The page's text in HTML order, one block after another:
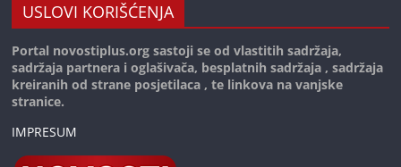
USLOVI KORIŠĆENJA
Portal novostiplus.org sastoji se od vlastitih sadržaja,
sadržaja partnera i oglašivača, besplatnih sadržaja , sadržaja
kreiranih od strane posjetilaca , te linkova na vanjske
stranice.
IMPRESUM